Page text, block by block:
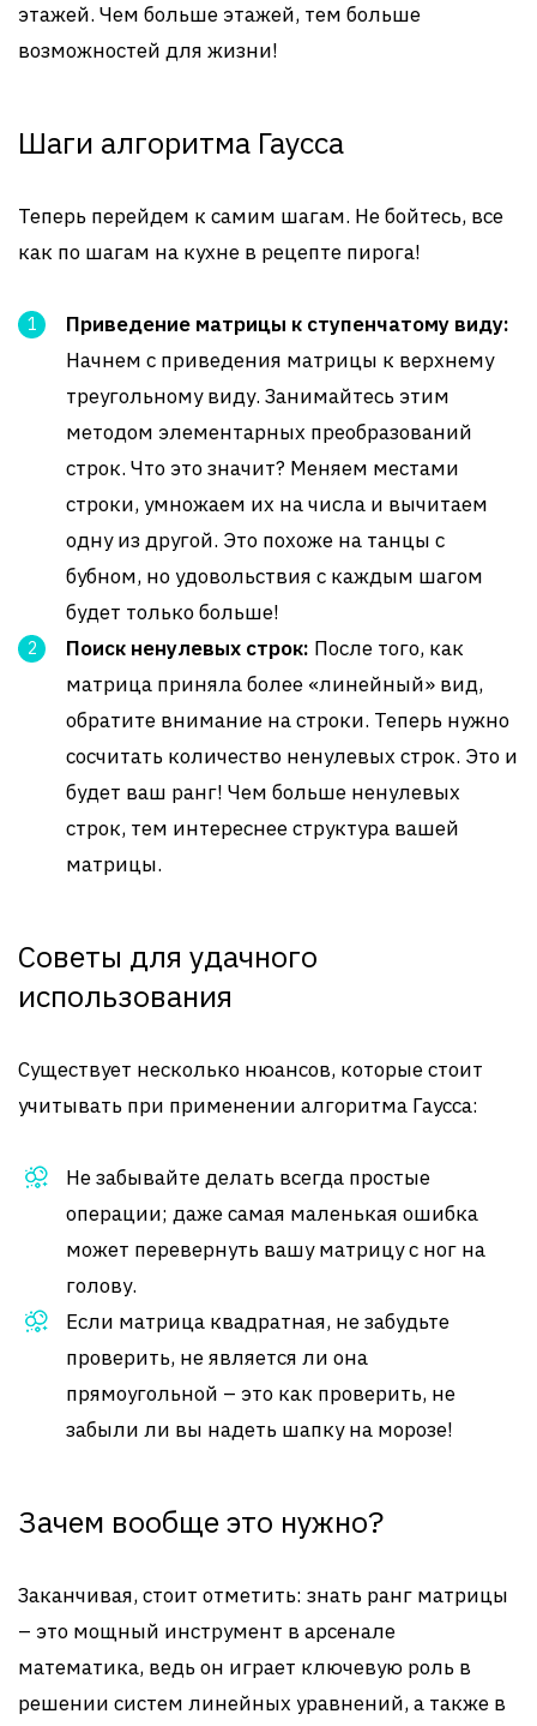
этажей. Чем больше этажей, тем больше
возможностей для жизни!
Шаги алгоритма Гаусса
Теперь перейдем к самим шагам. Не бойтесь, все
как по шагам на кухне в рецепте пирога!
Приведение матрицы к ступенчатому виду:
Начнем с приведения матрицы к верхнему
треугольному виду. Занимайтесь этим
методом элементарных преобразований
строк. Что это значит? Меняем местами
строки, умножаем их на числа и вычитаем
одну из другой. Это похоже на танцы с
бубном, но удовольствия с каждым шагом
будет только больше!
Поиск ненулевых строк: После того, как
матрица приняла более «линейный» вид,
обратите внимание на строки. Теперь нужно
сосчитать количество ненулевых строк. Это и
будет ваш ранг! Чем больше ненулевых
строк, тем интереснее структура вашей
матрицы.
Советы для удачного
использования
Существует несколько нюансов, которые стоит
учитывать при применении алгоритма Гаусса:
Не забывайте делать всегда простые
операции; даже самая маленькая ошибка
может перевернуть вашу матрицу с ног на
голову.
Если матрица квадратная, не забудьте
проверить, не является ли она
прямоугольной – это как проверить, не
забыли ли вы надеть шапку на морозе!
Зачем вообще это нужно?
Заканчивая, стоит отметить: знать ранг матрицы
– это мощный инструмент в арсенале
математика, ведь он играет ключевую роль в
решении систем линейных уравнений, а также в